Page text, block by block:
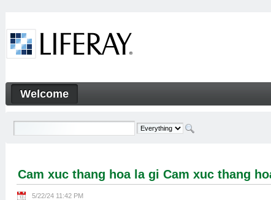
Cam xuc thang hoa la gi Cam xuc thang hoa trong
Navigation
Welcome
Cam xuc thang hoa la gi Cam xuc thang
5/22/24 11:42 PM